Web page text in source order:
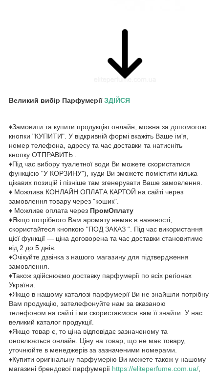
Великий вибір ПарфумеріїЗДІЙСЯ
♦Замовити та купити продукцію онлайн, можна за допомогою
кнопки "КУПИТИ". У відкривній формі вкажіть Ваше ім'я,
номер телефона, адресу та час доставки та натисніть
кнопку ОТПРАВИТЬ .
♦Під час вибору туалетної води Ви можете скористатися
функцією "У КОРЗИНУ"), куди Ви зможете помістити кілька
цікавих позицій і пізніше там згенерувати Ваше замовлення.
♦ Можлива КОНЛАЙН ОПЛАТА КАРТОЙ на сайті через
замовлення товару через "кошик".
♦ Можливе оплата через ПромОплату
♦Якщо потрібного Вам аромату немає в наявності,
скористайтеся кнопкою "ПОД ЗАКАЗ “. Під час використання
цієї функції — ціна договорена та час доставки становитиме
від 2 до 5 днів.
♦Очікуйте дзвінка з нашого магазину для підтвердження
замовлення.
♦Також здійснюємо доставку парфумерії по всіх регіонах
України.
♦Якщо в нашому каталозі парфумерії Ви не знайшли потрібну
Вам продукцію, зателефонуйте нам за вказаною
телефоном на сайті і ми скористаємося вам її знайти. У нас
великий каталог продукції.
♦Якщо товар є, то ціна відповідає зазначеному та
оновлюється онлайн. Ціну на товар, що не має товару,
уточнюйте в менеджерів за зазначеними номерами.
♦Купити оригінальну парфумерію Ви можете також у нашому
магазині брендової парфумерії https://eliteperfume.com.ua/